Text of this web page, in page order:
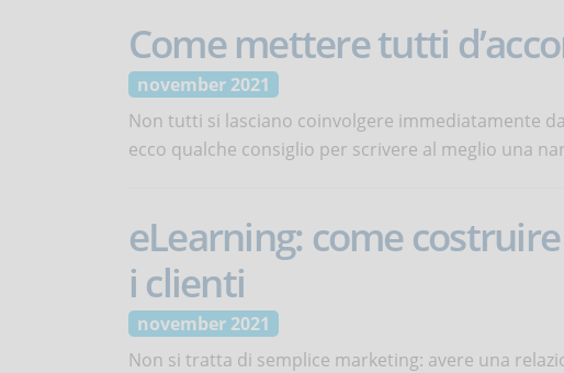
Come mettere tutti
november 2021
Non tutti si lasciano coinvolgere immediatamente
ecco qualche consiglio per scrivere al meglio una
eLearning: come
i clienti
november 2021
Non si tratta di semplice marketing: avere una